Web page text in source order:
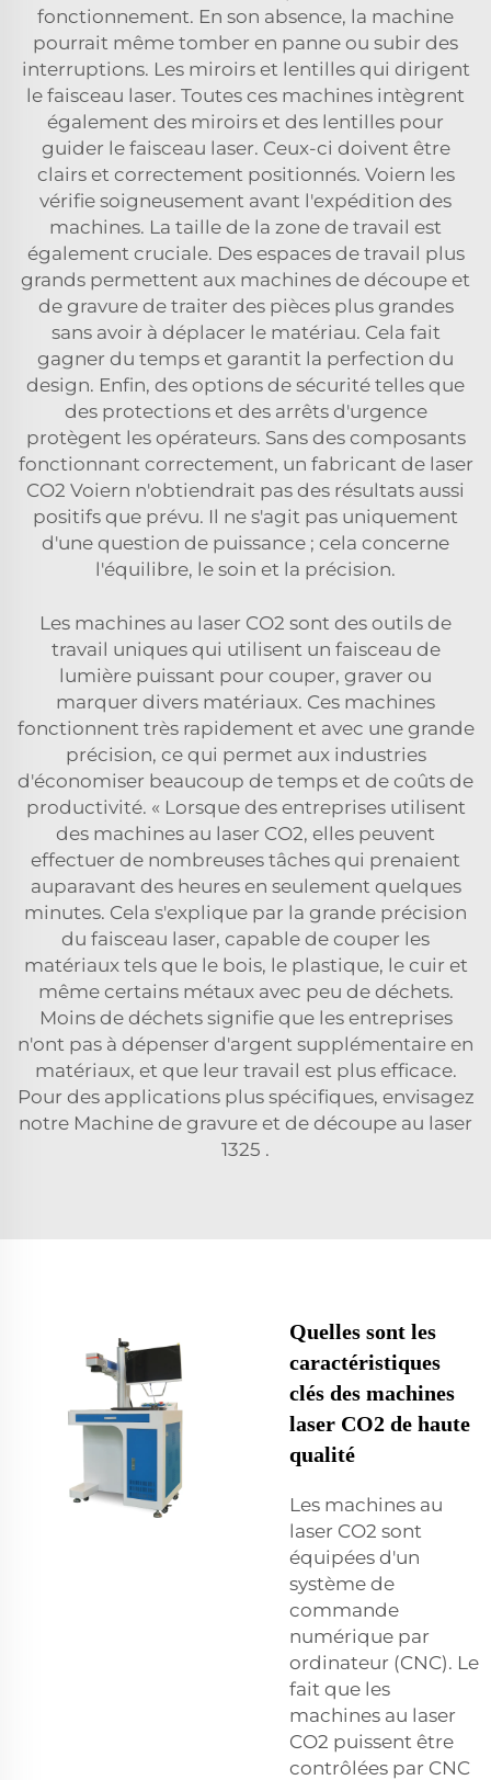
fonctionnement. En son absence, la machine
pourrait même tomber en panne ou subir des
interruptions. Les miroirs et lentilles qui dirigent
le faisceau laser. Toutes ces machines intègrent
également des miroirs et des lentilles pour
guider le faisceau laser. Ceux-ci doivent être
clairs et correctement positionnés. Voiern les
vérifie soigneusement avant l'expédition des
machines. La taille de la zone de travail est
également cruciale. Des espaces de travail plus
grands permettent aux machines de découpe et
de gravure de traiter des pièces plus grandes
sans avoir à déplacer le matériau. Cela fait
gagner du temps et garantit la perfection du
design. Enfin, des options de sécurité telles que
des protections et des arrêts d'urgence
protègent les opérateurs. Sans des composants
fonctionnant correctement, un fabricant de laser
CO2 Voiern n'obtiendrait pas des résultats aussi
positifs que prévu. Il ne s'agit pas uniquement
d'une question de puissance ; cela concerne
l'équilibre, le soin et la précision.
Les machines au laser CO2 sont des outils de
travail uniques qui utilisent un faisceau de
lumière puissant pour couper, graver ou
marquer divers matériaux. Ces machines
fonctionnent très rapidement et avec une grande
précision, ce qui permet aux industries
d'économiser beaucoup de temps et de coûts de
productivité. « Lorsque des entreprises utilisent
des machines au laser CO2, elles peuvent
effectuer de nombreuses tâches qui prenaient
auparavant des heures en seulement quelques
minutes. Cela s'explique par la grande précision
du faisceau laser, capable de couper les
matériaux tels que le bois, le plastique, le cuir et
même certains métaux avec peu de déchets.
Moins de déchets signifie que les entreprises
n'ont pas à dépenser d'argent supplémentaire en
matériaux, et que leur travail est plus efficace.
Pour des applications plus spécifiques, envisagez
notre Machine de gravure et de découpe au laser
1325 .
Quelles sont les
caractéristiques
clés des machines
laser CO2 de haute
qualité
Les machines au
laser CO2 sont
équipées d'un
système de
commande
numérique par
ordinateur (CNC). Le
fait que les
machines au laser
CO2 puissent être
contrôlées par CNC